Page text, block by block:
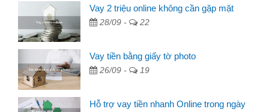
Vay 2 triệu online không cần gặp mặt
28/09 - 22
Vay tiền bằng giấy tờ photo
26/09 - 19
Hỗ trợ vay tiền nhanh Online trong ngày